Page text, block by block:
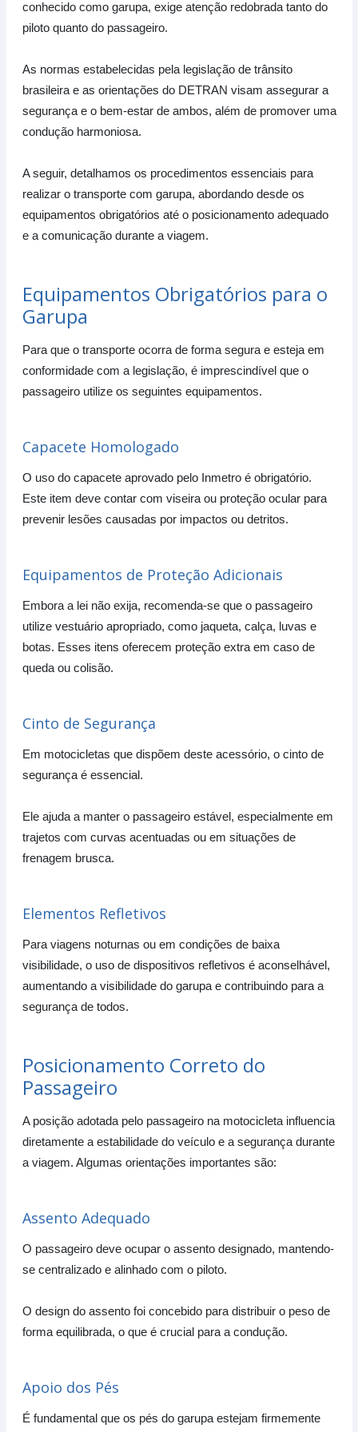
Dicas Práticas
7.4 Ajustes na suspensão ou calibragem de pneus
Calibragem de Pneus
Ajustes na Suspensão
Benefícios e Importância dos Ajustes
conhecido como garupa, exige atenção redobrada tanto do
piloto quanto do passageiro.
As normas estabelecidas pela legislação de trânsito
brasileira e as orientações do DETRAN visam assegurar a
segurança e o bem-estar de ambos, além de promover uma
condução harmoniosa.
A seguir, detalhamos os procedimentos essenciais para
realizar o transporte com garupa, abordando desde os
equipamentos obrigatórios até o posicionamento adequado
e a comunicação durante a viagem.
Equipamentos Obrigatórios para o
Garupa
Para que o transporte ocorra de forma segura e esteja em
conformidade com a legislação, é imprescindível que o
passageiro utilize os seguintes equipamentos.
Capacete Homologado
O uso do capacete aprovado pelo Inmetro é obrigatório.
Este item deve contar com viseira ou proteção ocular para
prevenir lesões causadas por impactos ou detritos.
Equipamentos de Proteção Adicionais
Embora a lei não exija, recomenda-se que o passageiro
utilize vestuário apropriado, como jaqueta, calça, luvas e
botas. Esses itens oferecem proteção extra em caso de
queda ou colisão.
Cinto de Segurança
Em motocicletas que dispõem deste acessório, o cinto de
segurança é essencial.
Ele ajuda a manter o passageiro estável, especialmente em
trajetos com curvas acentuadas ou em situações de
frenagem brusca.
Elementos Refletivos
Para viagens noturnas ou em condições de baixa
visibilidade, o uso de dispositivos refletivos é aconselhável,
aumentando a visibilidade do garupa e contribuindo para a
segurança de todos.
Posicionamento Correto do
Passageiro
A posição adotada pelo passageiro na motocicleta influencia
diretamente a estabilidade do veículo e a segurança durante
a viagem. Algumas orientações importantes são:
Assento Adequado
O passageiro deve ocupar o assento designado, mantendo-
se centralizado e alinhado com o piloto.
O design do assento foi concebido para distribuir o peso de
forma equilibrada, o que é crucial para a condução.
Apoio dos Pés
É fundamental que os pés do garupa estejam firmemente